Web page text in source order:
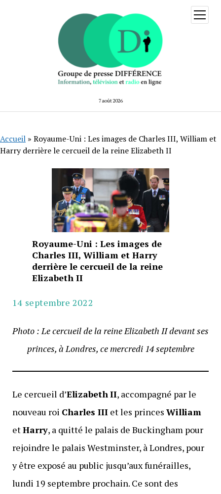
7 août 2026
ouvrir
menu
Accueil » Royaume-Uni : Les images de Charles III, William et
Harry derrière le cercueil de la reine Elizabeth II
Royaume-Uni : Les images de
Charles III, William et Harry
derrière le cercueil de la reine
Elizabeth II
14 septembre 2022
Photo : Le cercueil de la reine Elizabeth II devant ses
princes, à Londres, ce mercredi 14 septembre
Le cercueil d’ElizabethII, accompagné par le
nouveau roi Charles IIIet les princes William
etHarry, a quitté le palais de Buckingham pour
rejoindre le palais Westminster, à Londres, pour
y être exposé au public jusqu’aux funérailles,
lundi 19 septembre prochain. Ce sont des